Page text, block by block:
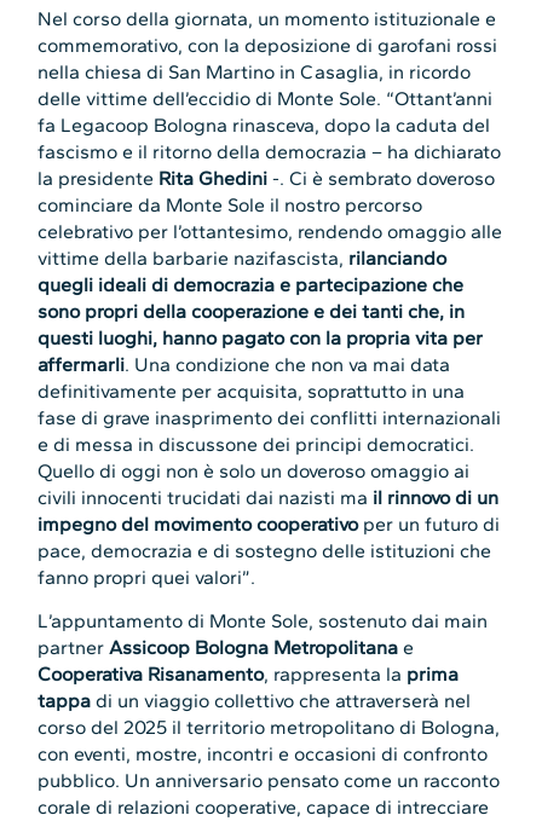
Nel corso della giornata, un momento istituzionale e
commemorativo, con la deposizione di garofani rossi
nella chiesa di San Martino in Casaglia, in ricordo
delle vittime dell’eccidio di Monte Sole. “Ottant’anni
fa Legacoop Bologna rinasceva, dopo la caduta del
fascismo e il ritorno della democrazia – ha dichiarato
la presidente Rita Ghedini -. Ci è sembrato doveroso
cominciare da Monte Sole il nostro percorso
celebrativo per l’ottantesimo, rendendo omaggio alle
vittime della barbarie nazifascista, rilanciando
quegli ideali di democrazia e partecipazione che
sono propri della cooperazione e dei tanti che, in
questi luoghi, hanno pagato con la propria vita per
affermarli. Una condizione che non va mai data
definitivamente per acquisita, soprattutto in una
fase di grave inasprimento dei conflitti internazionali
e di messa in discussone dei principi democratici.
Quello di oggi non è solo un doveroso omaggio ai
civili innocenti trucidati dai nazisti ma il rinnovo di un
impegno del movimento cooperativoper un futuro di
pace, democrazia e di sostegno delle istituzioni che
fanno propri quei valori”.
L’appuntamento di Monte Sole, sostenuto dai main
partnerAssicoop Bologna Metropolitana e
Cooperativa Risanamento, rappresenta la prima
tappa di un viaggio collettivo che attraverserà nel
corso del 2025 il territorio metropolitano di Bologna,
con eventi, mostre, incontri e occasioni di confronto
pubblico. Un anniversario pensato come un racconto
corale di relazioni cooperative, capace di intrecciare